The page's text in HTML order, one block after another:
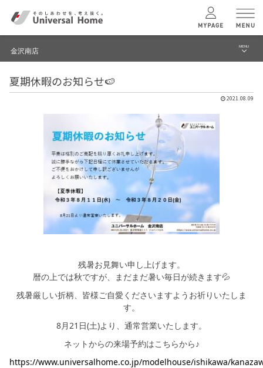
ユニバーサル ホームの特長
テクノロジー
建築実例
モデルハウス 検索・見学予約
ション
キャンペーン・コラボ情報
家づくりの知識
金沢南店 MENU
ブログ
モデルハウス見学予約
夏期休暇のお知らせ🍉
2021.08.09
残暑お見舞い申し上げます。
暦の上では秋ですが、まだまだ暑い毎日が続きます💦
残暑厳しい折柄、皆様ご自愛くださいますようお祈りいたしま
す。
8月21日(土)より、通常営業いたします。
ネットからの来場予約はこちらから♪
https://www.universalhome.co.jp/modelhouse/ishikawa/